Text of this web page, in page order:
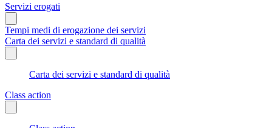
Servizi erogati
Tempi medi di erogazione dei servizi
Carta dei servizi e standard di qualità
Carta dei servizi e standard di qualità
Class action